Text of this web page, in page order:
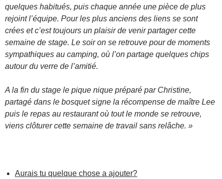
quelques habitués, puis chaque année une pièce de plus
rejoint l’équipe. Pour les plus anciens des liens se sont
crées et c’est toujours un plaisir de venir partager cette
semaine de stage. Le soir on se retrouve pour de moments
sympathiques au camping, où l’on partage quelques chips
autour du verre de l’amitié.
A la fin du stage le pique nique préparé par Christine,
partagé dans le bosquet signe la récompense de maître Lee
puis le repas au restaurant où tout le monde se retrouve,
viens clôturer cette semaine de travail sans relâche. »
Aurais tu quelque chose a ajouter?